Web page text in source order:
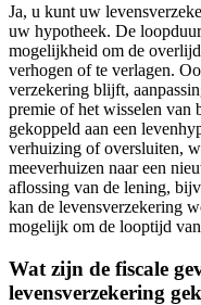
Ja, u kunt uw
uw hypotheek. De
mogelijkheid om de
verhogen of te verlagen.
verzekering blijft,
premie of het wisselen van
gekoppeld aan een
verhuizing of oversluiten,
meeverhuizen naar een
aflossing van de lening,
kan de levensverzekering
mogelijk om de looptijd
Wat zijn de fiscale
levensverzekering